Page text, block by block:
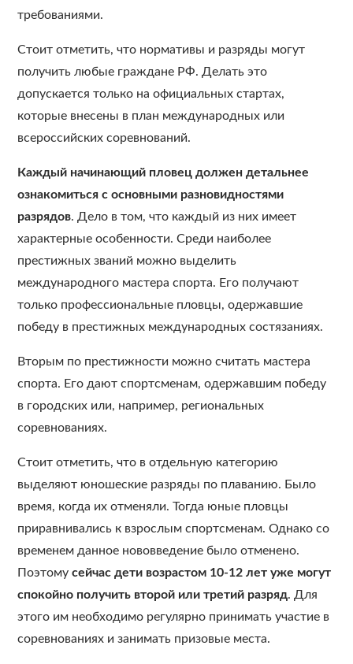
требованиями.
Стоит отметить, что нормативы и разряды могут
получить любые граждане РФ. Делать это
допускается только на официальных стартах,
которые внесены в план международных или
всероссийских соревнований.
Каждый начинающий пловец должен детальнее
ознакомиться с основными разновидностями
разрядов. Дело в том, что каждый из них имеет
характерные особенности. Среди наиболее
престижных званий можно выделить
международного мастера спорта. Его получают
только профессиональные пловцы, одержавшие
победу в престижных международных состязаниях.
Вторым по престижности можно считать мастера
спорта. Его дают спортсменам, одержавшим победу
в городских или, например, региональных
соревнованиях.
Стоит отметить, что в отдельную категорию
выделяют юношеские разряды по плаванию. Было
время, когда их отменяли. Тогда юные пловцы
приравнивались к взрослым спортсменам. Однако со
временем данное нововведение было отменено.
Поэтомусейчас дети возрастом 10-12 лет уже могут
спокойно получить второй или третий разряд. Для
этого им необходимо регулярно принимать участие в
соревнованиях и занимать призовые места.